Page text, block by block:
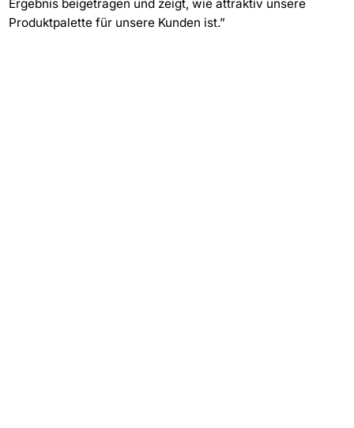
Ergebnis beigetragen und zeigt, wie attraktiv unsere
Produktpalette für unsere Kunden ist.”